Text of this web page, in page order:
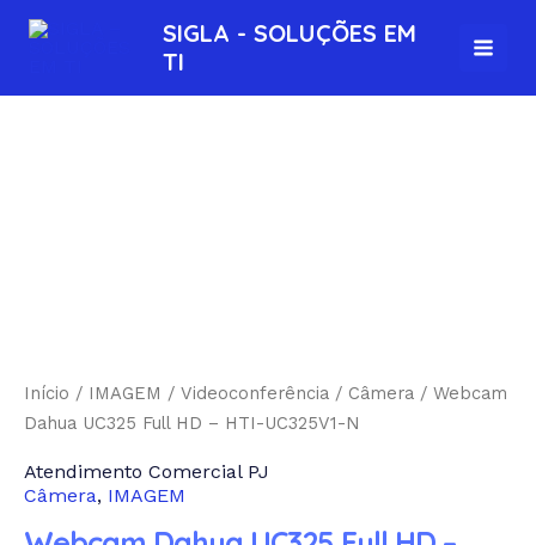
para
conteúdo
SIGLA - SOLUÇÕES EM
TI
Início / IMAGEM / Videoconferência / Câmera / Webcam
Dahua UC325 Full HD – HTI-UC325V1-N
Atendimento Comercial PJ
Câmera, IMAGEM